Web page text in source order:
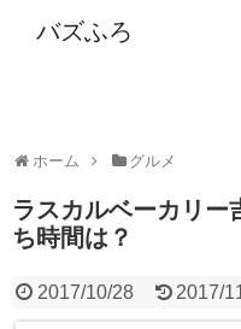
バズふろ
ホーム グルメ
ラスカルベーカリー
ち時間は？
2017/10/28 2017/